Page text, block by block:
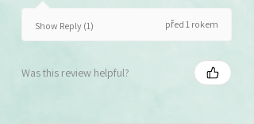
Show Reply (1) před 1 rokem
Was this review helpful?